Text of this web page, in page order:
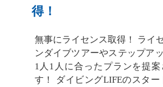
得！
無事にライセンス取得！ ライ
ンダイブツアーやステップア
1人1人に合ったプランを提
す！ ダイビングLIFEのスタ